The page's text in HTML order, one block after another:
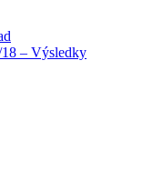
18 – Výsledky